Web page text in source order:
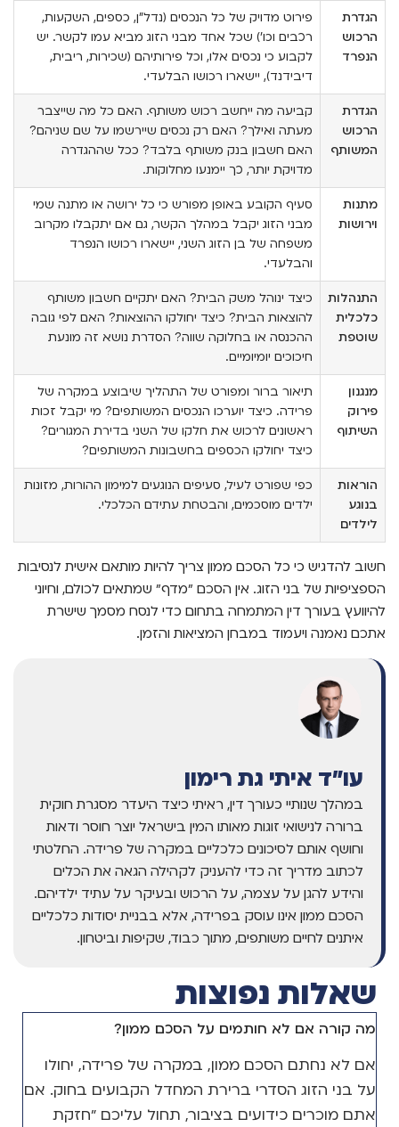
הגדרת
הרכוש
הנפרד
פירוט מדויק של כל הנכסים (נדל"ן, כספים, השקעות,
רכבים וכו') שכל אחד מבני הזוג מביא עמו לקשר. יש
לקבוע כי נכסים אלו, וכל פירותיהם (שכירות, ריבית,
דיבידנד), יישארו רכושו הבלעדי.
הגדרת
הרכוש
המשותף
קביעה מה ייחשב רכוש משותף. האם כל מה שייצבר
מעתה ואילך? האם רק נכסים שיירשמו על שם שניהם?
האם חשבון בנק משותף בלבד? ככל שההגדרה
מדויקת יותר, כך יימנעו מחלוקות.
מתנות
וירושות
סעיף הקובע באופן מפורש כי כל ירושה או מתנה שמי
מבני הזוג יקבל במהלך הקשר, גם אם יתקבלו מקרוב
משפחה של בן הזוג השני, יישארו רכושו הנפרד
והבלעדי.
התנהלות
כלכלית
שוטפת
כיצד ינוהל משק הבית? האם יתקיים חשבון משותף
להוצאות הבית? כיצד יחולקו ההוצאות? האם לפי גובה
ההכנסה או בחלוקה שווה? הסדרת נושא זה מונעת
חיכוכים יומיומיים.
מנגנון
פירוק
השיתוף
תיאור ברור ומפורט של התהליך שיבוצע במקרה של
פרידה. כיצד יוערכו הנכסים המשותפים? מי יקבל זכות
ראשונים לרכוש את חלקו של השני בדירת המגורים?
כיצד יחולקו הכספים בחשבונות המשותפים?
הוראות
בנוגע
לילדים
כפי שפורט לעיל, סעיפים הנוגעים למימון ההורות, מזונות
ילדים מוסכמים, והבטחת עתידם הכלכלי.
חשוב להדגיש כי כל הסכם ממון צריך להיות מותאם אישית לנסיבות
הספציפיות של בני הזוג. אין הסכם "מדף" שמתאים לכולם, וחיוני
להיוועץ בעורך דין המתמחה בתחום כדי לנסח מסמך שישרת
אתכם נאמנה ויעמוד במבחן המציאות והזמן.
עו"ד איתי גת רימון
במהלך שנותיי כעורך דין, ראיתי כיצד היעדר מסגרת חוקית
ברורה לנישואי זוגות מאותו המין בישראל יוצר חוסר ודאות
וחושף אותם לסיכונים כלכליים במקרה של פרידה. החלטתי
לכתוב מדריך זה כדי להעניק לקהילה הגאה את הכלים
והידע להגן על עצמה, על הרכוש ובעיקר על עתיד ילדיהם.
הסכם ממון אינו עוסק בפרידה, אלא בבניית יסודות כלכליים
איתנים לחיים משותפים, מתוך כבוד, שקיפות וביטחון.
שאלות נפוצות
מה קורה אם לא חותמים על הסכם ממון?
אם לא נחתם הסכם ממון, במקרה של פרידה, יחולו
על בני הזוג הסדרי ברירת המחדל הקבועים בחוק. אם
אתם מוכרים כידועים בציבור, תחול עליכם "חזקת